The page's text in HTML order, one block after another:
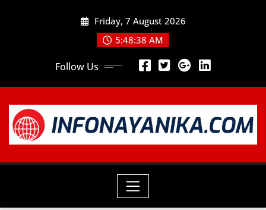
Friday, 7 August 2026
5:48:39 AM
Follow Us